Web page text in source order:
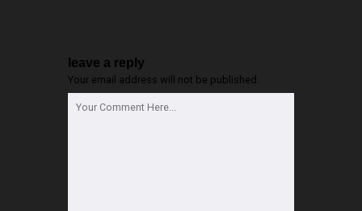
leave a reply
Your email address will not be published.